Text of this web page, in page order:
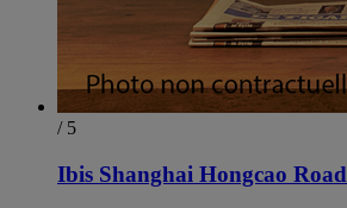
/ 5
Ibis Shanghai Hongcao Road